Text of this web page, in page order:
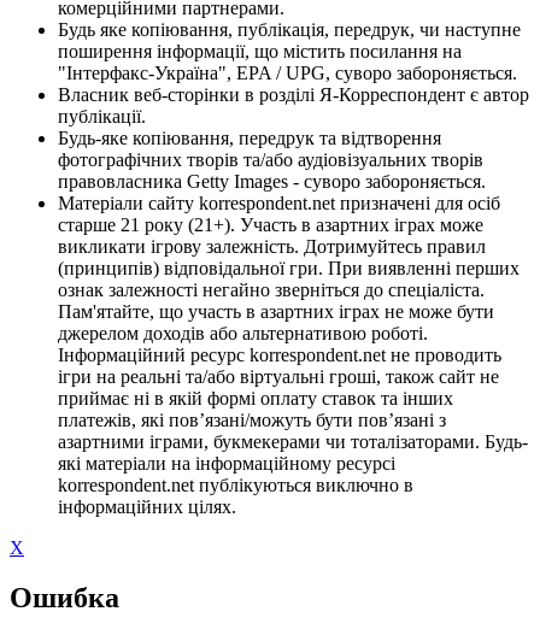
комерційними партнерами.
Будь яке копіювання, публікація, передрук, чи наступне
поширення інформації, що містить посилання на
"Інтерфакс-Україна", EPA / UPG, суворо забороняється.
Власник веб-сторінки в розділі Я-Корреспондент є автор
публікації.
Будь-яке копіювання, передрук та відтворення
фотографічних творів та/або аудіовізуальних творів
правовласника Getty Images - суворо забороняється.
Матеріали сайту korrespondent.net призначені для осіб
старше 21 року (21+). Участь в азартних іграх може
викликати ігрову залежність. Дотримуйтесь правил
(принципів) відповідальної гри. При виявленні перших
ознак залежності негайно зверніться до спеціаліста.
Пам'ятайте, що участь в азартних іграх не може бути
джерелом доходів або альтернативою роботі.
Інформаційний ресурс korrespondent.net не проводить
ігри на реальні та/або віртуальні гроші, також сайт не
приймає ні в якій формі оплату ставок та інших
платежів, які пов’язані/можуть бути пов’язані з
азартними іграми, букмекерами чи тоталізаторами. Будь-
які матеріали на інформаційному ресурсі
korrespondent.net публікуються виключно в
інформаційних цілях.
X
Ошибка